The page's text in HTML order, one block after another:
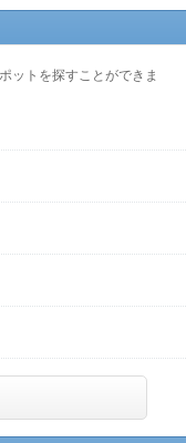
ットを探すことができま